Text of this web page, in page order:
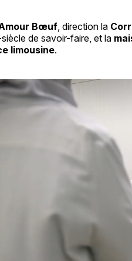
Bœuf, direction la
de savoir-faire, et la
limousine.